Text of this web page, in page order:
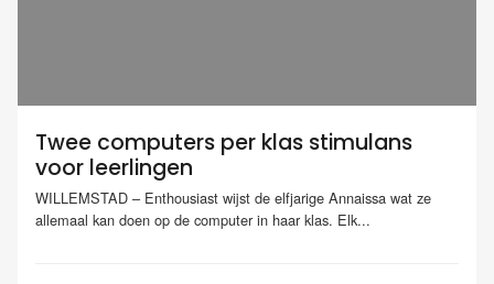
Twee computers per klas stimulans
voor leerlingen
WILLEMSTAD – Enthousiast wijst de elfjarige Annaissa wat ze
allemaal kan doen op de computer in haar klas. Elk...